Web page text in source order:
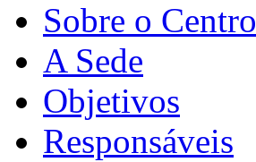
Sobre o Centro
A Sede
Objetivos
Responsáveis